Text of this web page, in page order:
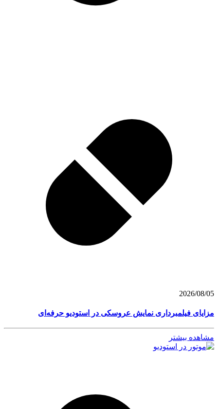
2026/08/05
مزایای فیلمبرداری نمایش عروسکی در استودیو حرفه‌ای
مشاهده بیشتر